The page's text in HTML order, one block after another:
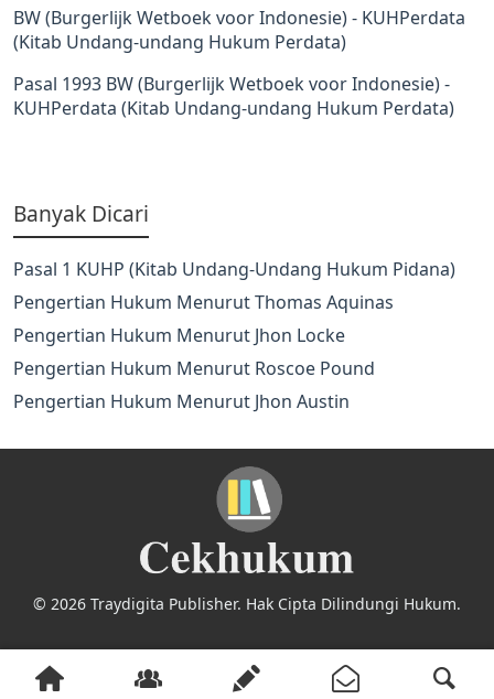
BW (Burgerlijk Wetboek voor Indonesie) - KUHPerdata
(Kitab Undang-undang Hukum Perdata)
Pasal 1993 BW (Burgerlijk Wetboek voor Indonesie) -
KUHPerdata (Kitab Undang-undang Hukum Perdata)
Banyak Dicari
Pasal 1 KUHP (Kitab Undang-Undang Hukum Pidana)
Pengertian Hukum Menurut Thomas Aquinas
Pengertian Hukum Menurut Jhon Locke
Pengertian Hukum Menurut Roscoe Pound
Pengertian Hukum Menurut Jhon Austin
© 2026 Traydigita Publisher. Hak Cipta Dilindungi Hukum.